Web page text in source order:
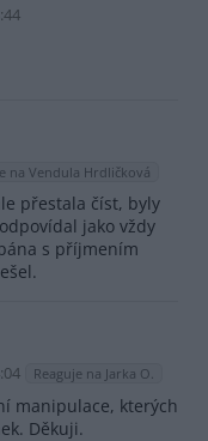
na Vendula Hrdličková
přestala číst, byly
jako vždy
s příjmením
Reaguje na Jarka O.
manipulace, kterých
Děkuji.